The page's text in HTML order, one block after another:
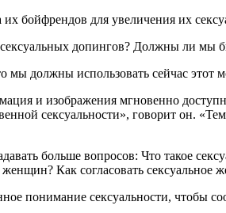
бойфрендов для увеличения их
допингов? Должны ли мы
мы должны использовать сейчас
и изображения мгновенно
сексуальности», говорит он.
больше вопросов: Что такое
Как согласовать сексуальное
понимание сексуальности, чтобы